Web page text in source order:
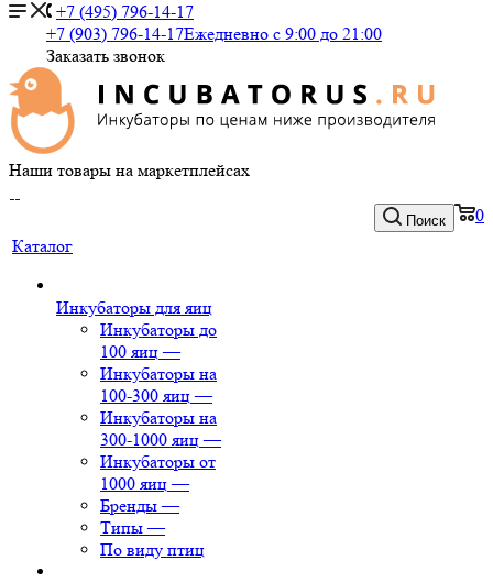
+7 (495) 796-14-17
+7 (903) 796-14-17Ежедневно с 9:00 до 21:00
Заказать звонок
Наши товары на маркетплейсах
0
Поиск
Каталог
Инкубаторы для яиц
Инкубаторы до
100 яиц —
Инкубаторы на
100-300 яиц —
Инкубаторы на
300-1000 яиц —
Инкубаторы от
1000 яиц —
Бренды —
Типы —
По виду птиц